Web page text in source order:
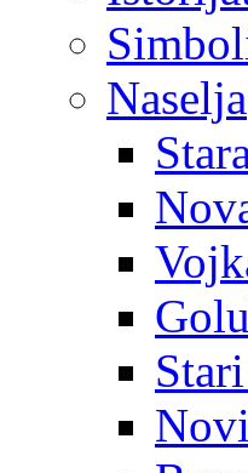
Naselja